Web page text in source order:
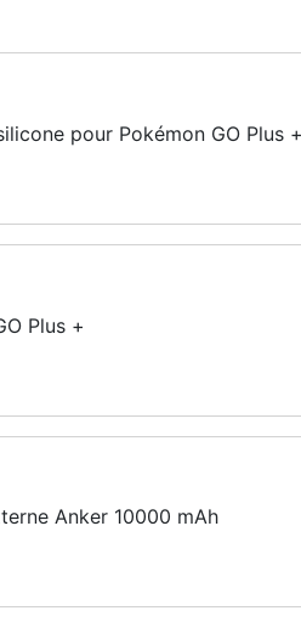
pour Pokémon GO Plus +
Plus +
Anker 10000 mAh